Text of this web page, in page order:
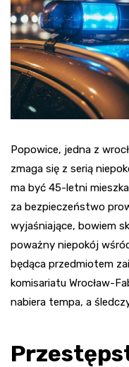
Popowice, jedna z
zmaga się z serią
ma być 45-letni
za bezpieczeństwo
wyjaśniające, bowiem
poważny niepokój
będąca przedmiotem
komisariatu Wrocław-
nabiera tempa, a